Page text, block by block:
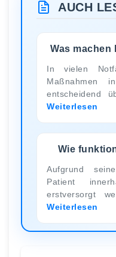
AUCH
Was
In vielen
Maßnahmen
entscheidend
Weiterlesen
Wie
Aufgrund
Patient
erstversorgt
Weiterlesen